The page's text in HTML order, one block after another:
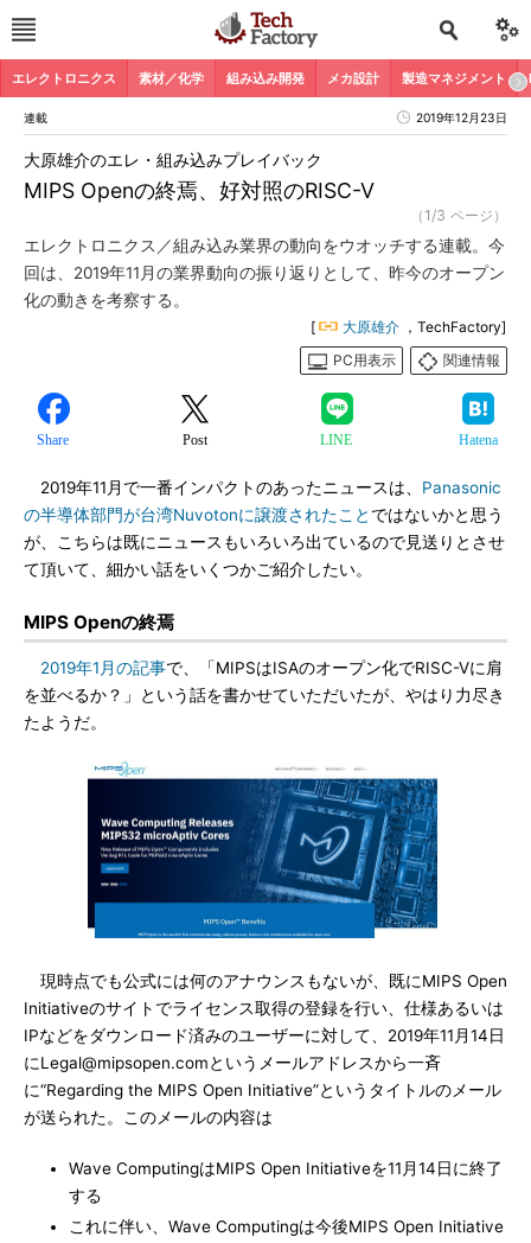
エレクトロニクス 素材／化学 組み込み開発 メカ設計 製造マネジメント
連載 2019年12月23日
MIPS Openの終焉、好対照のRISC-V
大原雄介のエレ・組み込みプレイバック
（1/3 ページ）
エレクトロニクス／組み込み業界の動向をウオッチする連載。今
回は、2019年11月の業界動向の振り返りとして、昨今のオープン
化の動きを考察する。
[ 大原雄介 ，TechFactory]
PC用表示
関連情報
Share Post LINE Hatena
2019年11月で一番インパクトのあったニュースは、 Panasonic
の半導体部門が台湾Nuvotonに譲渡されたこと ではないかと思う
が、こちらは既にニュースもいろいろ出ているので見送りとさせ
て頂いて、細かい話をいくつかご紹介したい。
MIPS Openの終焉
2019年1月の記事で、「MIPSはISAのオープン化でRISC-Vに肩
を並べるか？」という話を書かせていただいたが、やはり力尽き
たようだ。
現時点でも公式には何のアナウンスもないが、既にMIPS Open
Initiativeのサイトでライセンス取得の登録を行い、仕様あるいは
IPなどをダウンロード済みのユーザーに対して、2019年11月14日
にLegal@mipsopen.comというメールアドレスから一斉
に“Regarding the MIPS Open Initiative”というタイトルのメール
が送られた。このメールの内容は
Wave ComputingはMIPS Open Initiativeを11月14日に終了
する
これに伴い、Wave Computingは今後MIPS Open Initiative